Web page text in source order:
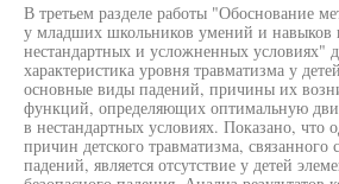
В третьем разделе работы "Обоснование
у младших школьников умений и навыков
нестандартных и усложненных условиях"
характеристика уровня травматизма у
основные виды падений, причины их
функций, определяющих оптимальную
в нестандартных условиях. Показано, что
причин детского травматизма,
падений, является отсутствие у детей